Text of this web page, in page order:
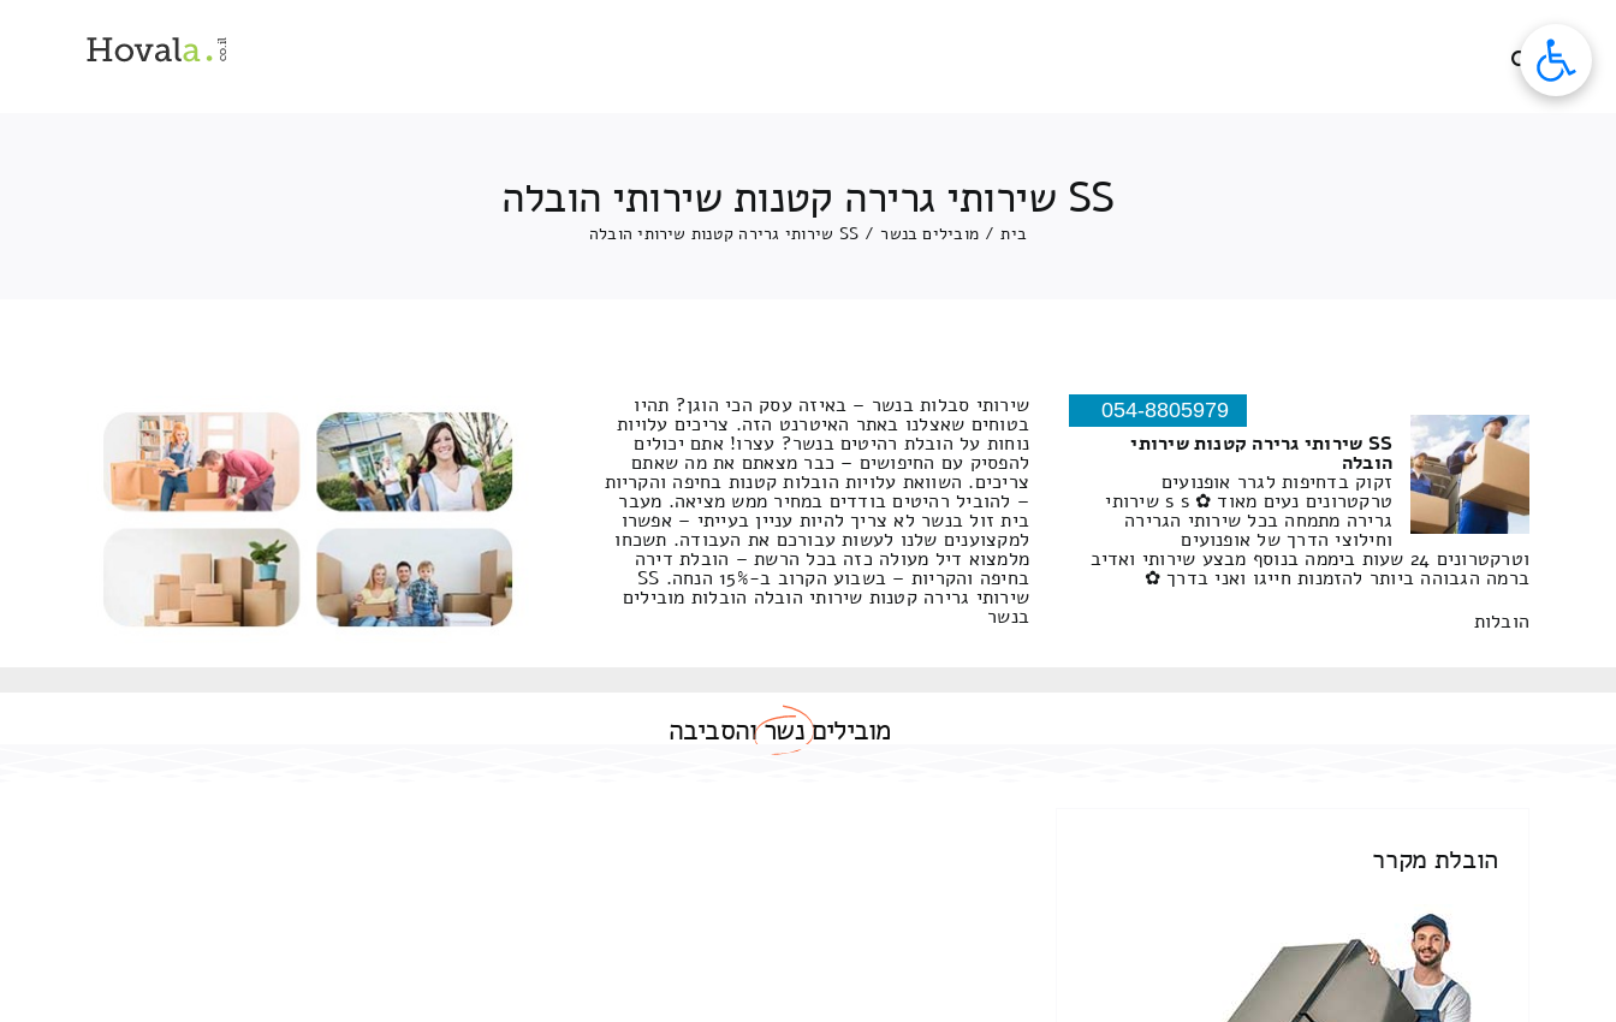
SS שירותי גרירה קטנות שירותי הובלה
בית / מובילים בנשר / SS שירותי גרירה קטנות שירותי הובלה
054-8805979
SS שירותי גרירה קטנות שירותי
הובלה
זקוק בדחיפות לגרר אופנועים
טרקטרונים נעים מאוד ✿ s s שירותי
גרירה מתמחה בכל שירותי הגרירה
וחילוצי הדרך של אופנועים
וטרקטרונים 24 שעות ביממה בנוסף מבצע שירותי ואדיב
ברמה הגבוהה ביותר להזמנות חייגו ואני בדרך ✿
הובלות
שירותי סבלות בנשר – באיזה עסק הכי הוגן? תהיו
בטוחים שאצלנו באתר האיטרנט הזה. צריכים עלויות
נוחות על הובלת רהיטים בנשר? עצרו! אתם יכולים
להפסיק עם החיפושים – כבר מצאתם את מה שאתם
צריכים. השוואת עלויות הובלות קטנות בחיפה והקריות
– להוביל רהיטים בודדים במחיר ממש מציאה. מעבר
בית זול בנשר לא צריך להיות עניין בעייתי – אפשרו
למקצוענים שלנו לעשות עבורכם את העבודה. תשכחו
מלמצוא דיל מעולה כזה בכל הרשת – הובלת דירה
בחיפה והקריות – בשבוע הקרוב ב-15% הנחה. SS
שירותי גרירה קטנות שירותי הובלה הובלות מובילים
בנשר
מוביליםנשרוהסביבה
הובלת מקרר